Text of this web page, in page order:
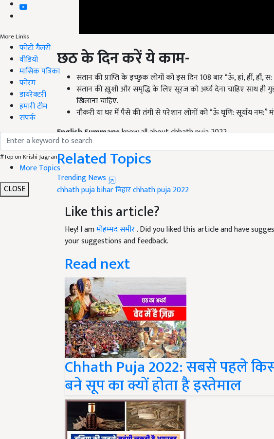
More Links
फोटो गैलरी
वीडियो
मासिक पत्रिका
फोरम
डायरेक्टरी
हमारी टीम
संपर्क
#Top on Krishi Jagran
More Topics
CLOSE
छठ के दिन करें ये काम-
संतान की प्राप्ति के इच्छुक लोगों को इस दिन 108 बार “ऊँ, ह्रां, ह्रीं, ह्रौं,
संतान की ख़ुशी और समृद्धि के लिए सूरज को अर्घ्य देना चाहिए साथ ही
खिलाना चाहिए.
नौकरी या घर में पैसे की तंगी से परेशान लोगों को “ऊँ घृणि: सूर्याय नम:”
know all about chhath puja 2022
Published on:27 October 2022, 11:17 AM IST
Related Topics
Trending News
chhath pujabihar
Like this article?
Hey! I amमोहम्मद समीर. Did you liked this article and have
your suggestions and feedback.
Read next
Chhath Puja 2022: सबसे पहले
बने सूप का क्यों होता है इस्तेमाल